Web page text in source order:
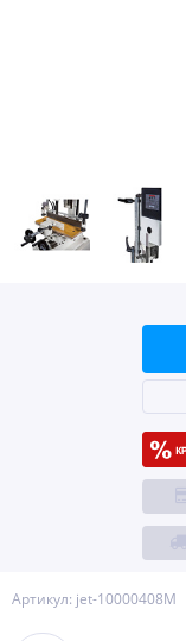
Артикул: jet-10000408M